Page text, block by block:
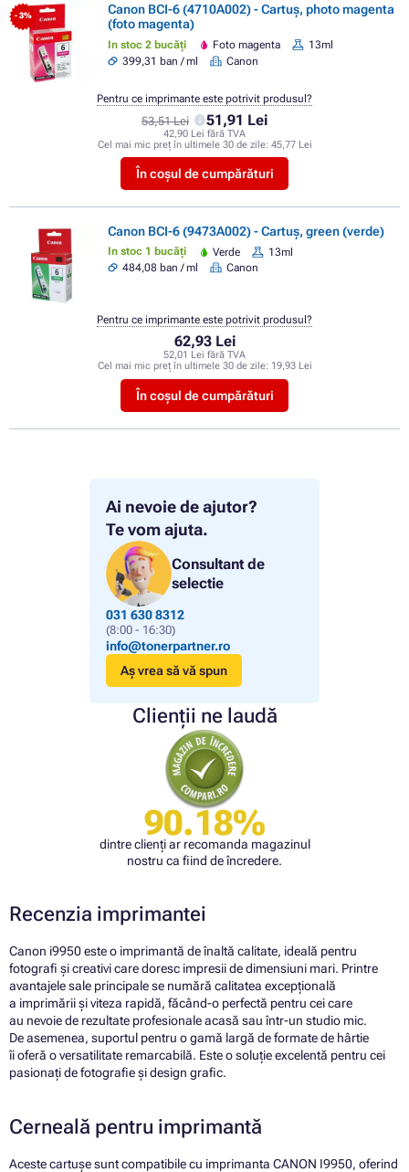
Ai nevoie de ajutor?
Te vom ajuta.
Consultant de
selectie
031 630 8312
(8:00 - 16:30)
info@tonerpartner.ro
Aș vrea să vă spun
Clienții ne laudă
90.18%
dintre clienți ar recomanda magazinul
nostru ca fiind de încredere.
- 3%
Canon BCI-6 (4710A002) - Cartuș, photo magenta
(foto magenta)
In stoc 2 bucăți Foto magenta
13ml
399,31 ban / ml
Canon
53,51 Lei 51,91 Lei
42,90 Lei fără TVA
Cel mai mic preț în ultimele 30 de zile: 45,77 Lei
În coșul de cumpărături
Pentru ce imprimante este potrivit produsul?
Canon BCI-6 (9473A002) - Cartuș, green (verde)
In stoc 1 bucăți Verde
13ml
484,08 ban / ml
Canon
62,93 Lei
52,01 Lei fără TVA
Cel mai mic preț în ultimele 30 de zile: 19,93 Lei
În coșul de cumpărături
Pentru ce imprimante este potrivit produsul?
Recenzia imprimantei
Canon i9950 este o imprimantă de înaltă calitate, ideală pentru
fotografi și creativi care doresc impresii de dimensiuni mari. Printre
avantajele sale principale se numără calitatea excepțională
a imprimării și viteza rapidă, făcând-o perfectă pentru cei care
au nevoie de rezultate profesionale acasă sau într-un studio mic.
De asemenea, suportul pentru o gamă largă de formate de hârtie
îi oferă o versatilitate remarcabilă. Este o soluție excelentă pentru cei
pasionați de fotografie și design grafic.
Cerneală pentru imprimantă
Aceste cartușe sunt compatibile cu imprimanta CANON I9950, oferind